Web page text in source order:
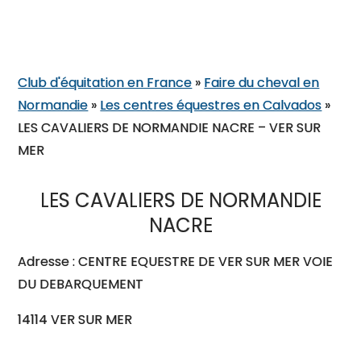
Club d'équitation en France » Faire du cheval en
Normandie » Les centres équestres en Calvados »
LES CAVALIERS DE NORMANDIE NACRE – VER SUR
MER
LES CAVALIERS DE NORMANDIE
NACRE
Adresse : CENTRE EQUESTRE DE VER SUR MER VOIE
DU DEBARQUEMENT
14114 VER SUR MER